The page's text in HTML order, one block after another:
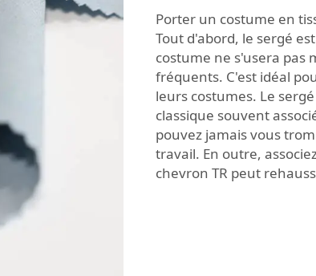
Porter un costume en
Tout d'abord, le sergé
costume ne s'usera pas
fréquents. C'est idéal
leurs costumes. Le
classique souvent
pouvez jamais vous
travail. En outre,
chevron TR peut